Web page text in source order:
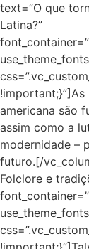
text=”O que
Latina?”
americana são
assim como a
modernidade –
futuro.[/
Folclore e